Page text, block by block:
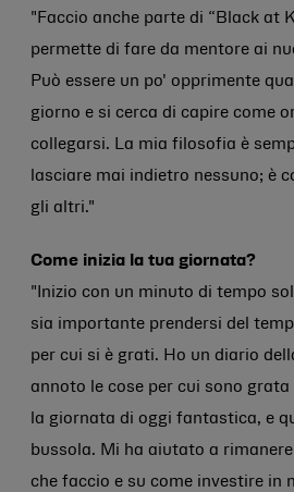
"Faccio anche parte di “Black at
permette di fare da mentore ai
Può essere un po' opprimente
giorno e si cerca di capire come
collegarsi. La mia filosofia è
lasciare mai indietro nessuno; è
gli altri."
Come inizia la tua giornata?
"Inizio con un minuto di tempo
sia importante prendersi del
per cui si è grati. Ho un diario
annoto le cose per cui sono grata
la giornata di oggi fantastica, e
bussola. Mi ha aiutato a
che faccio e su come investire in